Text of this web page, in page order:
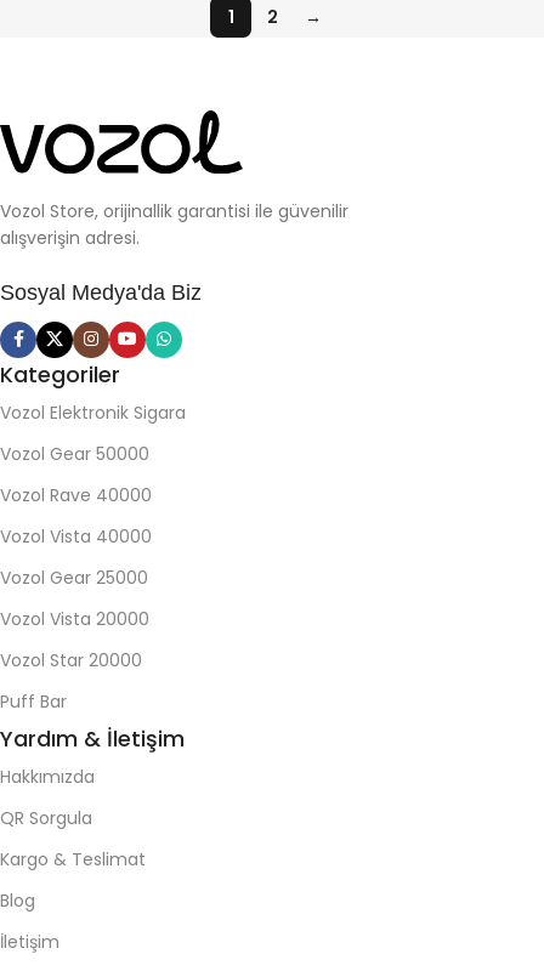
1 2 →
Vozol Store, orijinallik garantisi ile güvenilir
alışverişin adresi.
Sosyal Medya'da Biz
Kategoriler
Vozol Elektronik Sigara
Vozol Gear 50000
Vozol Rave 40000
Vozol Vista 40000
Vozol Gear 25000
Vozol Vista 20000
Vozol Star 20000
Puff Bar
Yardım & İletişim
Hakkımızda
QR Sorgula
Kargo & Teslimat
Blog
İletişim